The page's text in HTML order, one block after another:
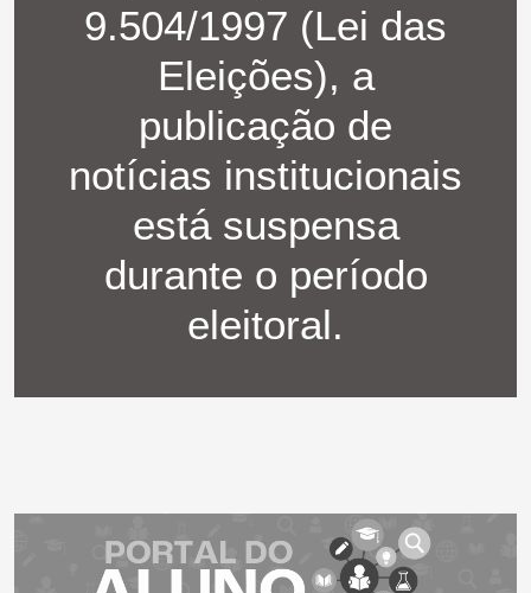
9.504/1997 (Lei das
Eleições), a
publicação de
notícias institucionais
está suspensa
durante o período
eleitoral.